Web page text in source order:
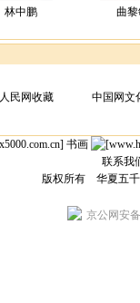
林中鹏 曲黎
人民网收藏 中国网文
书画
联系我
版权所有 华夏五
京公网安